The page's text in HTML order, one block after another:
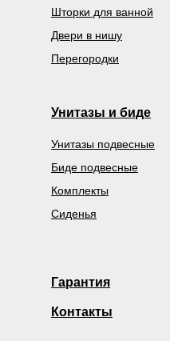
Унитазы и биде
Унитазы подвесные
Биде подвесные
Комплекты
Шторки для ванной
Двери в нишу
Перегородки
Гарантия
Контакты
Сиденья